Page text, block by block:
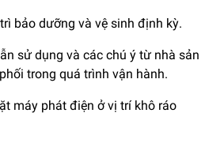
bảo dưỡng và vệ sinh định kỳ.
sử dụng và các chú ý từ nhà sản
trong quá trình vận hành.
máy phát điện ở vị trí khô ráo